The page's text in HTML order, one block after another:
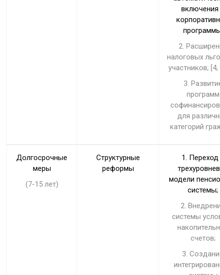
включения
2.
налоговых
участников;
3.
программ
для
категорий
Долгосрочные
меры
(7-15 лет)
Структурные
реформы
1. Переход
модели
системы;
2.
системы
счетов;
3.